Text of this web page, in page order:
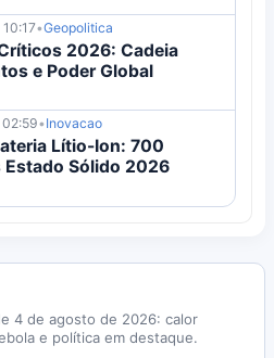
•Geopolitica
2026: Cadeia
e Poder Global
• Inovacao
Lítio-Ion: 700
Sólido 2026
4 de agosto de 2026: calor
e política em destaque.